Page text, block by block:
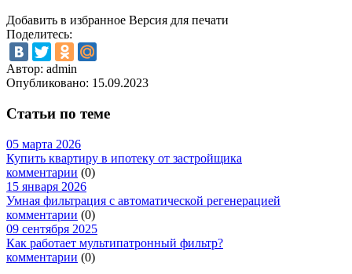
Добавить в избранное Версия для печати
Поделитесь:
Автор: admin
Опубликовано: 15.09.2023
Статьи по теме
05 марта 2026
Купить квартиру в ипотеку от застройщика
комментарии (0)
15 января 2026
Умная фильтрация с автоматической регенерацией
комментарии (0)
09 сентября 2025
Как работает мультипатронный фильтр?
комментарии (0)